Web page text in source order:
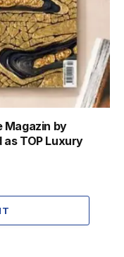
Magazin by
as TOP Luxury